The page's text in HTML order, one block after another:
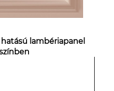
lambériapanel